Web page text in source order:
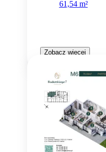
61,54 m²
Zobacz więcej